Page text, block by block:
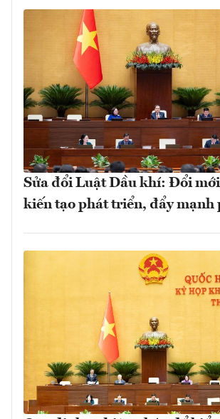
Sửa đổi Luật Dầu khí: Đổi
kiến tạo phát triển, đẩy mạnh